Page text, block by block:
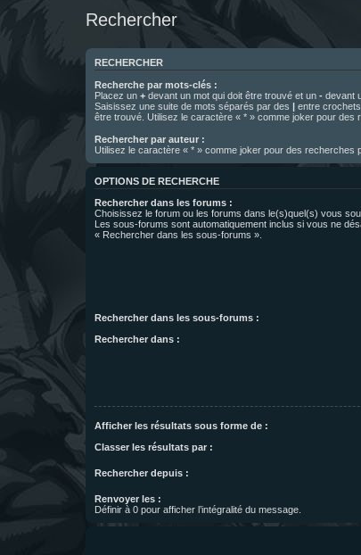
Rechercher
RECHERCHER
Recherche par mots-clés :
Placez un + devant un mot qui doit être trouvé et un - devant
Saisissez une suite de mots séparés par des | entre
être trouvé. Utilisez le caractère « * » comme joker pour des
Rechercher par auteur :
Utilisez le caractère « * » comme joker pour des recherches
OPTIONS DE RECHERCHE
Rechercher dans les forums :
Choisissez le forum ou les forums dans le(s)quel(s) vous
Les sous-forums sont automatiquement inclus si vous ne
« Rechercher dans les sous-forums ».
Rechercher dans les sous-forums :
Rechercher dans :
Afficher les résultats sous forme de :
Classer les résultats par :
Rechercher depuis :
Renvoyer les :
Définir à 0 pour afficher l’intégralité du message.